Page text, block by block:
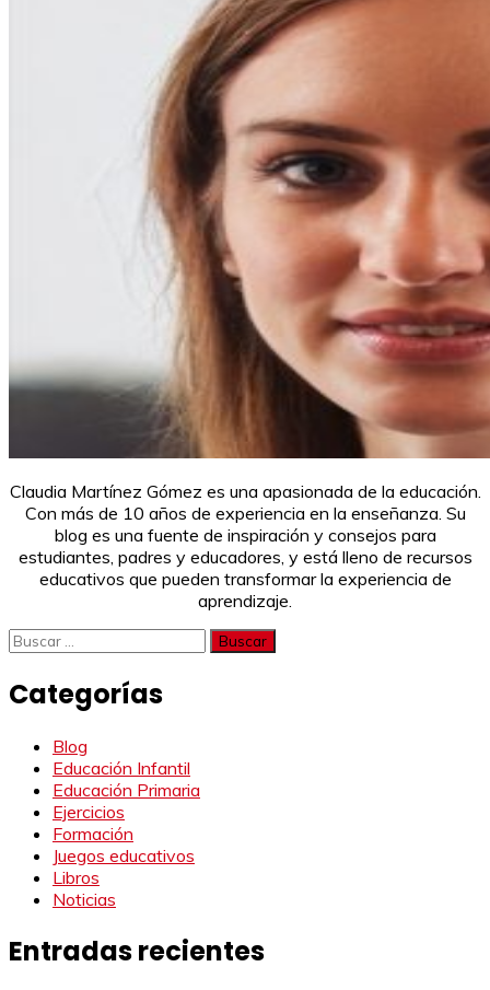
Claudia Martínez Gómez es una apasionada de la educación.
Con más de 10 años de experiencia en la enseñanza. Su
blog es una fuente de inspiración y consejos para
estudiantes, padres y educadores, y está lleno de recursos
educativos que pueden transformar la experiencia de
aprendizaje.
Buscar:
Categorías
Blog
Educación Infantil
Educación Primaria
Ejercicios
Formación
Juegos educativos
Libros
Noticias
Entradas recientes